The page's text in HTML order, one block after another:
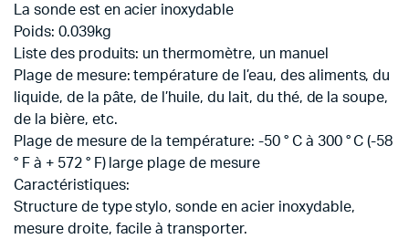
La sonde est en acier inoxydable
Poids: 0.039kg
Liste des produits: un thermomètre, un manuel
Plage de mesure: température de l’eau, des aliments, du
liquide, de la pâte, de l’huile, du lait, du thé, de la soupe,
de la bière, etc.
Plage de mesure de la température: -50 ° C à 300 ° C (-58
° F à + 572 ° F) large plage de mesure
Caractéristiques:
Structure de type stylo, sonde en acier inoxydable,
mesure droite, facile à transporter.